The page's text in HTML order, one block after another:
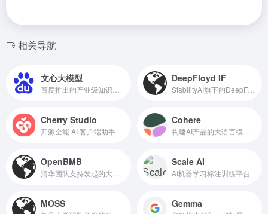
相关导航
文心大模型 DeepFloyd IF
Cherry Studio
开源全能 AI 客户端助手
Cohere
OpenBMB Scale AI
AI机器学习标注训练平台
MOSS Gemma